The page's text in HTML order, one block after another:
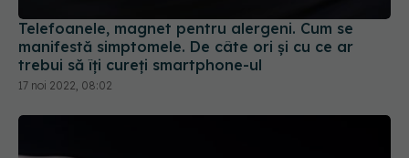
Telefoanele, magnet pentru alergeni. Cum se
manifestă simptomele. De câte ori și cu ce ar
trebui să îți cureți smartphone-ul
17 noi 2022, 08:02